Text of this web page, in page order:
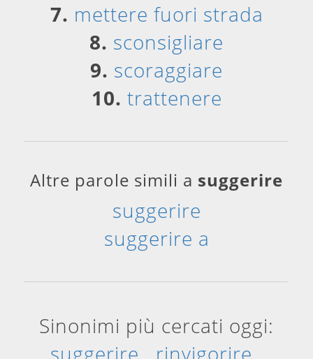
7. mettere fuori strada
8. sconsigliare
9. scoraggiare
10. trattenere
Altre parole simili a suggerire
suggerire
suggerire a
Sinonimi più cercati oggi:
suggerire
rinvigorire